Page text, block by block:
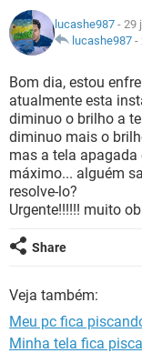
INSTAGRAM
GUIA DE COMPRAS
OUTLOOK
INSTAGRAM
GUIA DE COMPRAS
JOGOS
CELULAR
INSTAGRAM
GUIA DE COMPRAS
GLOSSÁRIO
JOGOS
CELULAR
OUTLOOK
INSTAGRAM
GUIA DE COMPRAS
lucashe987 - 29
lucashe987 -
Bom dia, estou
atualmente esta
diminuo o brilho a
diminuo mais o
mas a tela
máximo... alguém
resolve-lo?
Urgente!!!!!! muito
Share
Veja também:
Meu pc fica
Minha tela fica